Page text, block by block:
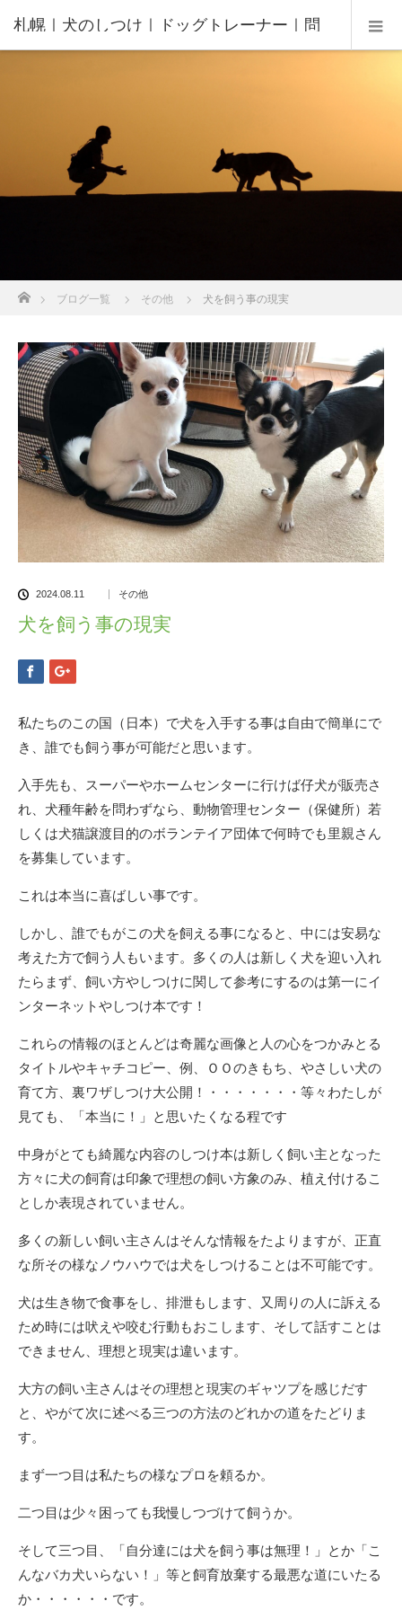
札幌｜犬のしつけ｜ドッグトレーナー｜問
んの家庭教師®️
ブログ一覧 その他 犬を飼う事の現実
2024.08.11 その他
犬を飼う事の現実
私たちのこの国（日本）で犬を入手する事は自由で簡単にで
き、誰でも飼う事が可能だと思います。
入手先も、スーパーやホームセンターに行けば仔犬が販売さ
れ、犬種年齢を問わずなら、動物管理センター（保健所）若
しくは犬猫譲渡目的のボランテイア団体で何時でも里親さん
を募集しています。
これは本当に喜ばしい事です。
しかし、誰でもがこの犬を飼える事になると、中には安易な
考えた方で飼う人もいます。多くの人は新しく犬を迎い入れ
たらまず、飼い方やしつけに関して参考にするのは第一にイ
ンターネットやしつけ本です！
これらの情報のほとんどは奇麗な画像と人の心をつかみとる
タイトルやキャチコピー、例、ＯＯのきもち、やさしい犬の
育て方、裏ワザしつけ大公開！・・・・・・・等々わたしが
見ても、「本当に！」と思いたくなる程です
中身がとても綺麗な内容のしつけ本は新しく飼い主となった
方々に犬の飼育は印象で理想の飼い方象のみ、植え付けるこ
としか表現されていません。
多くの新しい飼い主さんはそんな情報をたよりますが、正直
な所その様なノウハウでは犬をしつけることは不可能です。
犬は生き物で食事をし、排泄もします、又周りの人に訴える
ため時には吠えや咬む行動もおこします、そして話すことは
できません、理想と現実は違います。
大方の飼い主さんはその理想と現実のギャツプを感じだす
と、やがて次に述べる三つの方法のどれかの道をたどりま
す。
まず一つ目は私たちの様なプロを頼るか。
二つ目は少々困っても我慢しつづけて飼うか。
そして三つ目、「自分達には犬を飼う事は無理！」とか「こ
んなバカ犬いらない！」等と飼育放棄する最悪な道にいたる
か・・・・・・です。